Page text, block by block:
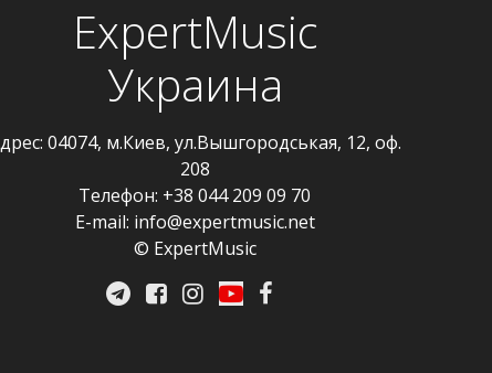
ExpertMusic
Украина
04074, м.Киев, ул.Вышгородськая, 12, оф.
208
Телефон: +38 044 209 09 70
E-mail: info@expertmusic.net
© ExpertMusic